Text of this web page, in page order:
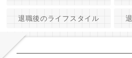
退職後のライフスタイル